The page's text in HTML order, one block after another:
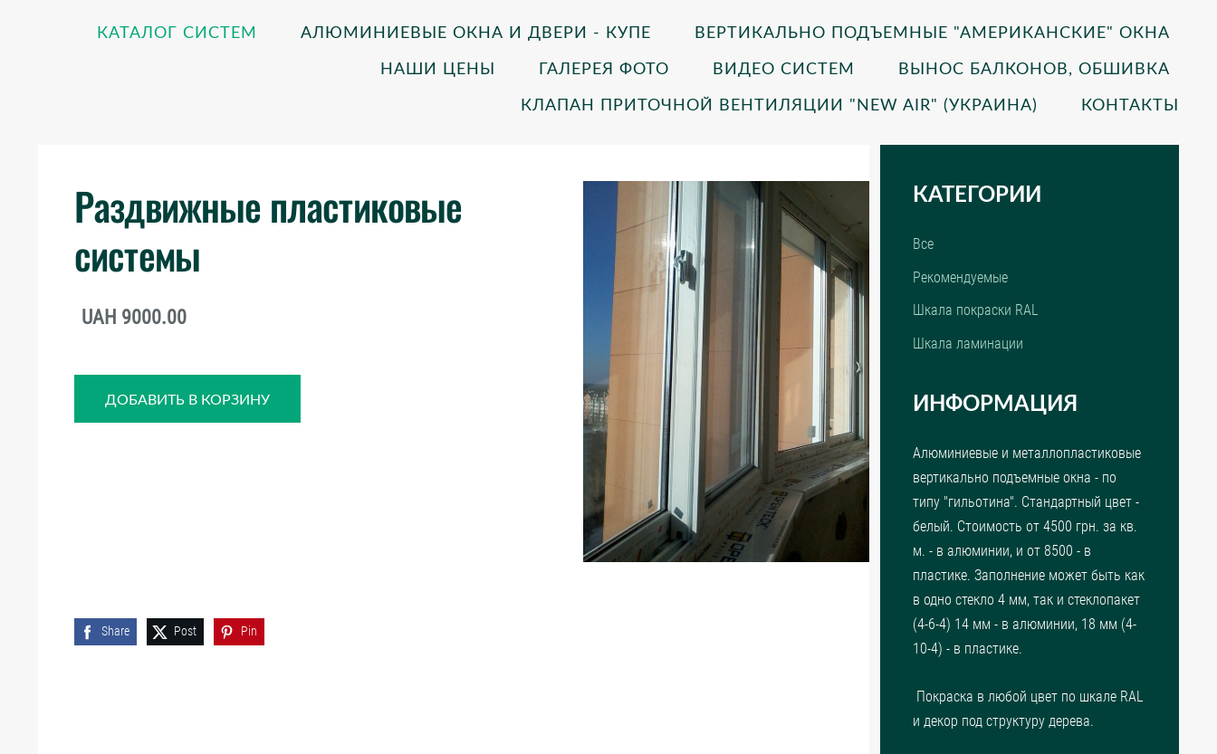
КАТАЛОГ СИСТЕМ АЛЮМИНИЕВЫЕ ОКНА И ДВЕРИ - КУПЕ
ВЕРТИКАЛЬНО ПОДЪЕМНЫЕ "АМЕРИКАНСКИЕ" ОКНА
НАШИ ЦЕНЫ
ГАЛЕРЕЯ ФОТО ВИДЕО СИСТЕМ
ВЫНОС БАЛКОНОВ, ОБШИВКА
КЛАПАН ПРИТОЧНОЙ ВЕНТИЛЯЦИИ "NEW AIR" (УКРАИНА)
КОНТАКТЫ
КАТЕГОРИИ
Все
Рекомендуемые
Шкала покраски RAL
Шкала ламинации
ИНФОРМАЦИЯ
Алюминиевые и металлопластиковые
вертикально подъемные окна - по
типу "гильотина". Стандартный цвет -
белый. Стоимость от 4500 грн. за кв.
м. - в алюминии, и от 8500 - в
пластике. Заполнение может быть как
в одно стекло 4 мм, так и стеклопакет
(4-6-4) 14 мм - в алюминии, 18 мм (4-
10-4) - в пластике.
Покраска в любой цвет по шкале RAL
и декор под структуру дерева.
Раздвижные пластиковые
системы
UAH 9000.00
ДОБАВИТЬ В КОРЗИНУ
Share Post Pin